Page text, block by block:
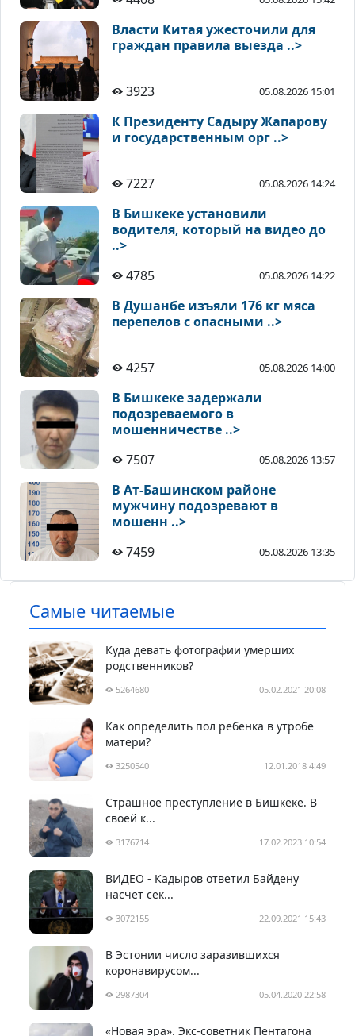
Власти Китая ужесточили для
граждан правила выезда ..>
3923 05.08.2026 15:01
К Президенту Садыру Жапарову
и государственным орг ..>
7227 05.08.2026 14:24
В Бишкеке установили
водителя, который на видео до
..>
4785
05.08.2026 14:22
В Душанбе изъяли 176 кг мяса
перепелов с опасными ..>
4257 05.08.2026 14:00
В Бишкеке задержали
подозреваемого в
мошенничестве ..>
7507
05.08.2026 13:57
В Ат-Башинском районе
мужчину подозревают в
мошенн ..>
7459
05.08.2026 13:35
Самые читаемые
Куда девать фотографии умерших
родственников?
5264680 05.02.2021 20:08
Как определить пол ребенка в утробе
матери?
3250540 12.01.2018 4:49
Страшное преступление в Бишкеке. В
своей к...
3176714 17.02.2023 10:54
ВИДЕО - Кадыров ответил Байдену
насчет сек...
3072155 22.09.2021 15:43
В Эстонии число заразившихся
коронавирусом...
2987304 05.04.2020 22:58
«Новая эра». Экс-советник Пентагона